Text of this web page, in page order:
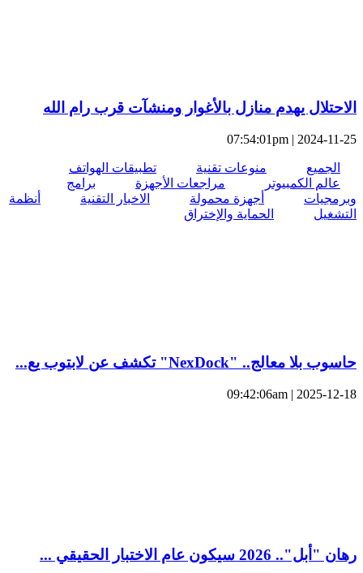
الاحتلال يهدم منازل بالأغوار ومنشآت قرب رام الله
2024-11-25 | 07:54:01pm
الجميع منوعات تقنية
تطبيقات الهواتف
عالم الكمبيوتر
مراجعات الأجهزة
برامج
وبرمجيات
أجهزة محمولة الاخبار التقنية
أنظمة
التشغيل
الحماية والإختراق
حاسوب بلا معالج.. "NexDock" تكشف عن لابتوب يع...
2025-12-18 | 09:42:06am
رهان "أبل".. 2026 سيكون عام الاختبار الحقيقي ...